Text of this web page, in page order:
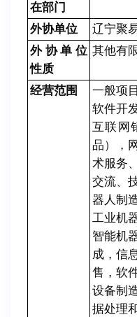
在部门
外协单位
辽宁聚
外协单位
性质
其他有
经营范围
一般项
软件开
互联网
品），
术服务
交流、
器人制
工业机
智能机
成，信
售，软
设备制
据处理